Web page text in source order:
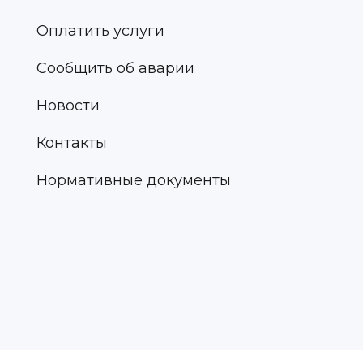
Оплатить услуги
Сообщить об аварии
Новости
Контакты
Нормативные документы